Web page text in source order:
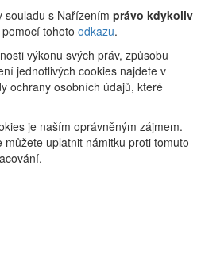
souladu s Nařízením právo kdykoliv
tohoto odkazu.
výkonu svých práv, způsobu
jednotlivých cookies najdete v
ochrany osobních údajů, které
je naším oprávněným zájmem.
uplatnit námitku proti tomuto